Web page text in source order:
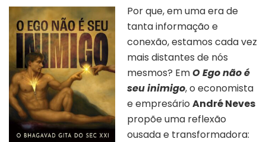
Por que, em uma era de
tanta informação e
conexão, estamos cada vez
mais distantes de nós
mesmos? EmO Ego não é
seu inimigo, o economista
e empresário André Neves
propõe uma reflexão
ousada e transformadora: